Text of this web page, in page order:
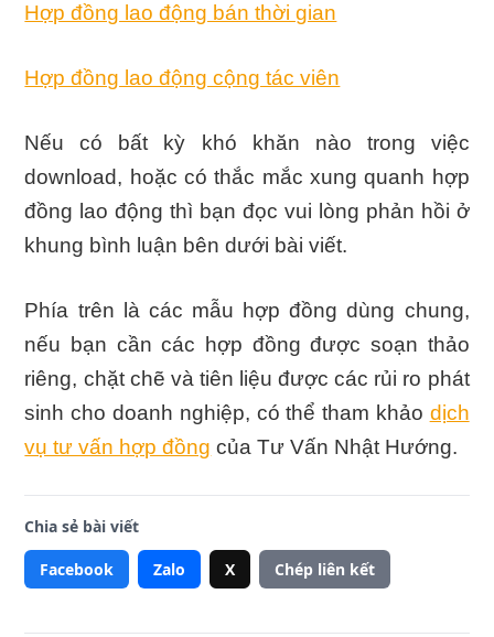
Hợp đồng lao động bán thời gian
Hợp đồng lao động cộng tác viên
Nếu có bất kỳ khó khăn nào trong việc
download, hoặc có thắc mắc xung quanh hợp
đồng lao động thì bạn đọc vui lòng phản hồi ở
khung bình luận bên dưới bài viết.
Phía trên là các mẫu hợp đồng dùng chung,
nếu bạn cần các hợp đồng được soạn thảo
riêng, chặt chẽ và tiên liệu được các rủi ro phát
sinh cho doanh nghiệp, có thể tham khảo dịch
vụ tư vấn hợp đồng của Tư Vấn Nhật Hướng.
Chia sẻ bài viết
Facebook Zalo X Chép liên kết